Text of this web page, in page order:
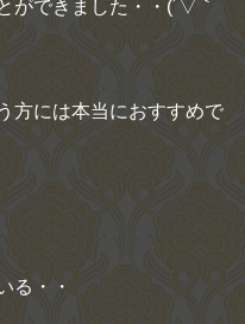
ができました・・(´▽｀
方には本当におすすめで
る・・